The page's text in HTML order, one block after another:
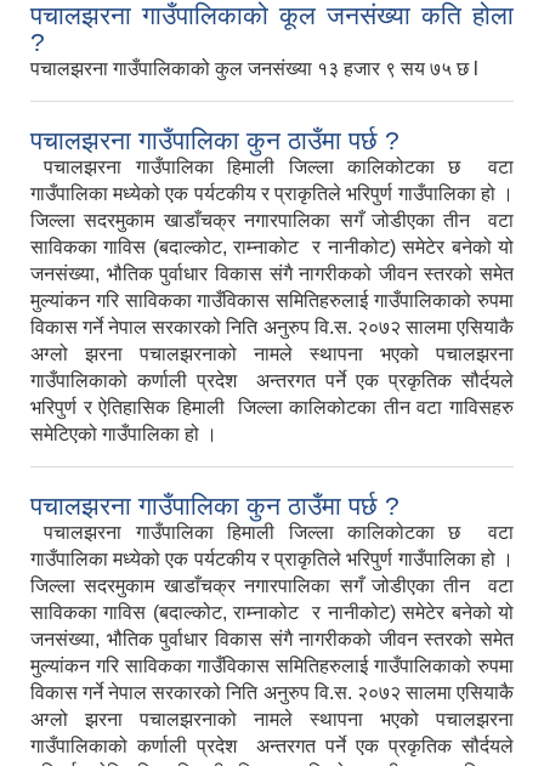
पचालझरना गाउँपालिकाको कूल जनसंख्या कति होला
?
पचालझरना गाउँपालिकाको कुल जनसंख्या १३ हजार ९ सय ७५ छ l
पचालझरना गाउँपालिका कुन ठाउँमा पर्छ ?
पचालझरना गाउँपालिका हिमाली जिल्ला कालिकोटका छ वटा
गाउँपालिका मध्येको एक पर्यटकीय र प्राकृतिले भरिपुर्ण गाउँपालिका हो ।
जिल्ला सदरमुकाम खाडाँचक्र नगारपालिका सगँ जोडीएका तीन वटा
साविकका गाविस (बदाल्कोट, राम्नाकोट र नानीकोट) समेटेर बनेको यो
जनसंख्या, भौतिक पुर्वाधार विकास संगै नागरीकको जीवन स्तरको समेत
मुल्यांकन गरि साविकका गाउँविकास समितिहरुलाई गाउँपालिकाको रुपमा
विकास गर्ने नेपाल सरकारको निति अनुरुप वि.स. २०७२ सालमा एसियाकै
अग्लो झरना पचालझरनाको नामले स्थापना भएको पचालझरना
गाउँपालिकाको कर्णाली प्रदेश अन्तरगत पर्ने एक प्रकृतिक सौर्दयले
भरिपुर्ण र ऐतिहासिक हिमाली जिल्ला कालिकोटका तीन वटा गाविसहरु
समेटिएको गाउँपालिका हो ।
पचालझरना गाउँपालिका कुन ठाउँमा पर्छ ?
पचालझरना गाउँपालिका हिमाली जिल्ला कालिकोटका छ वटा
गाउँपालिका मध्येको एक पर्यटकीय र प्राकृतिले भरिपुर्ण गाउँपालिका हो ।
जिल्ला सदरमुकाम खाडाँचक्र नगारपालिका सगँ जोडीएका तीन वटा
साविकका गाविस (बदाल्कोट, राम्नाकोट र नानीकोट) समेटेर बनेको यो
जनसंख्या, भौतिक पुर्वाधार विकास संगै नागरीकको जीवन स्तरको समेत
मुल्यांकन गरि साविकका गाउँविकास समितिहरुलाई गाउँपालिकाको रुपमा
विकास गर्ने नेपाल सरकारको निति अनुरुप वि.स. २०७२ सालमा एसियाकै
अग्लो झरना पचालझरनाको नामले स्थापना भएको पचालझरना
गाउँपालिकाको कर्णाली प्रदेश अन्तरगत पर्ने एक प्रकृतिक सौर्दयले